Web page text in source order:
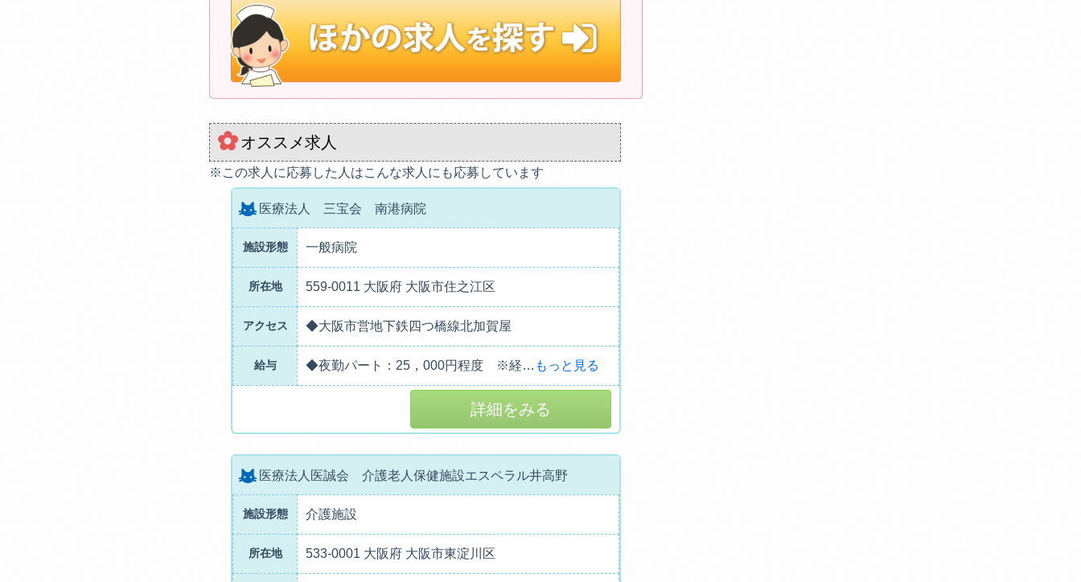
オススメ求人
※この求人に応募した人はこんな求人にも応募しています
医療法人 三宝会 南港病院
施設形態 一般病院
所在地 559-0011 大阪府 大阪市住之江区
アクセス ◆大阪市営地下鉄四つ橋線北加賀屋
給与 ◆夜勤パート：25，000円程度 ※経… もっと見る
詳細をみる
医療法人医誠会 介護老人保健施設エスペラル井高野
施設形態 介護施設
所在地 533-0001 大阪府 大阪市東淀川区